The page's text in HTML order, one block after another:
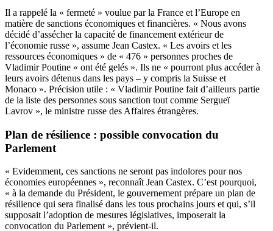
Il a rappelé la « fermeté » voulue par la France et l’Europe en
matière de sanctions économiques et financières. « Nous avons
décidé d’assécher la capacité de financement extérieur de
l’économie russe », assume Jean Castex. « Les avoirs et les
ressources économiques » de « 476 » personnes proches de
Vladimir Poutine « ont été gelés ». Ils ne « pourront plus accéder à
leurs avoirs détenus dans les pays – y compris la Suisse et
Monaco ». Précision utile : « Vladimir Poutine fait d’ailleurs partie
de la liste des personnes sous sanction tout comme Sergueï
Lavrov », le ministre russe des Affaires étrangères.
Plan de résilience : possible convocation du
Parlement
« Evidemment, ces sanctions ne seront pas indolores pour nos
économies européennes », reconnaît Jean Castex. C’est pourquoi,
« à la demande du Président, le gouvernement prépare un plan de
résilience qui sera finalisé dans les tous prochains jours et qui, s’il
supposait l’adoption de mesures législatives, imposerait la
convocation du Parlement », prévient-il.